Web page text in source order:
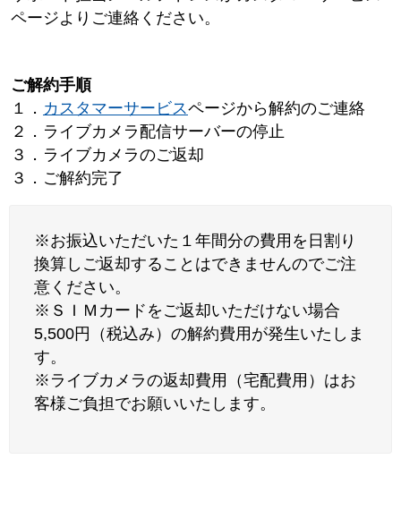
ページよりご連絡ください。
ご解約手順
１． カスタマーサービスページから解約のご連絡
２．ライブカメラ配信サーバーの停止
３．ライブカメラのご返却
３．ご解約完了
※お振込いただいた１年間分の費用を日割り
換算しご返却することはできませんのでご注
意ください。
※ＳＩＭカードをご返却いただけない場合
5,500円（税込み）の解約費用が発生いたしま
す。
※ライブカメラの返却費用（宅配費用）はお
客様ご負担でお願いいたします。